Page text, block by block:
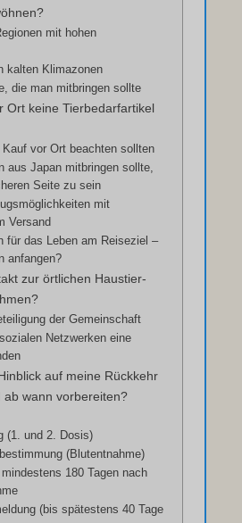
mit hohen
kalten Klimazonen
die man mitbringen sollte
Ort keine Tierbedarfartikel
vor Ort beachten sollten
aus Japan mitbringen sollte,
Seite zu sein
mit
Versand
für das Leben am Reiseziel –
anfangen?
zur örtlichen Haustier-
der Gemeinschaft
Netzwerken eine
auf meine Rückkehr
ab wann vorbereiten?
(1. und 2. Dosis)
(Blutentnahme)
180 Tagen nach
(bis spätestens 40 Tage